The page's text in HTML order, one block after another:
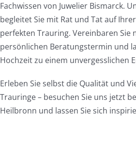
Fachwissen von Juwelier Bismarck.
begleitet Sie mit Rat und Tat auf
perfekten Trauring. Vereinbaren Sie
persönlichen Beratungstermin und
Hochzeit zu einem unvergesslichen
Erleben Sie selbst die Qualität und
Trauringe – besuchen Sie uns jetzt
Heilbronn und lassen Sie sich